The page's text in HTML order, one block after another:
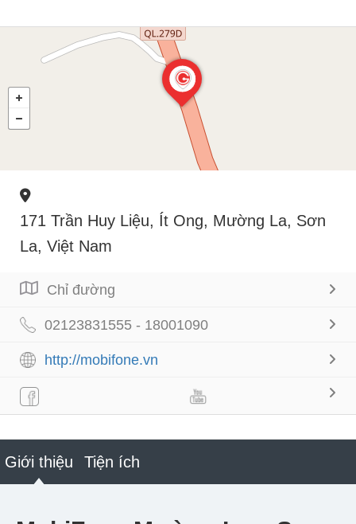
171 Trần Huy Liệu, Ít Ong, Mường La, Sơn
La, Việt Nam
Chỉ đường
02123831555 - 18001090
http://mobifone.vn
Giới thiệu Tiện ích